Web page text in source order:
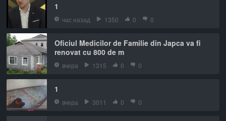
1
час назад 1350 0 0
Oficiul Medicilor de Familie din Japca va fi
renovat cu 800 de m
вчера 1315 0 0
1
вчера 3011 0 0